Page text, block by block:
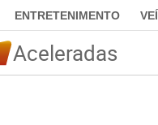
ENTRETENIMENTO
Aceleradas